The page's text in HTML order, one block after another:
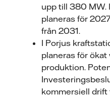
upp till 380 MW.
planeras för
från 2031.
I Porjus
planeras för
produktion.
kommersiell drift